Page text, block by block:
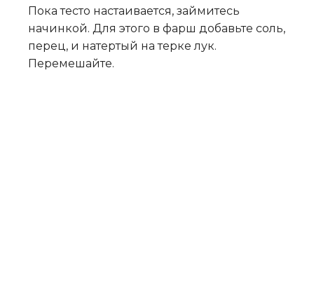
Пока тесто настаивается, займитесь
начинкой. Для этого в фарш добавьте соль,
перец, и натертый на терке лук.
Перемешайте.